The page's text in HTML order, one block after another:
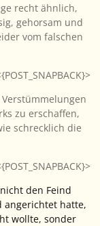
recht ähnlich,
gehorsam und
vom falschen
zu erschaffen,
schrecklich die
den Feind
angerichtet hatte,
wollte, sonder